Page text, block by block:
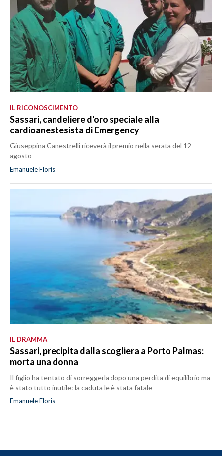
IL RICONOSCIMENTO
Sassari, candeliere d'oro speciale alla
cardioanestesista di Emergency
Giuseppina Canestrelli riceverà il premio nella serata del 12
agosto
Emanuele Floris
IL DRAMMA
Sassari, precipita dalla scogliera a Porto Palmas:
morta una donna
Il figlio ha tentato di sorreggerla dopo una perdita di equilibrio ma
è stato tutto inutile: la caduta le è stata fatale
Emanuele Floris